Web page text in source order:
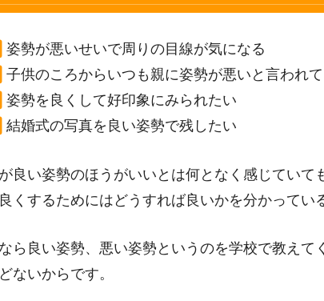
姿勢が悪いせいで周りの目線が気になる
子供のころからいつも親に姿勢が悪いと言われ
姿勢を良くして好印象にみられたい
結婚式の写真を良い姿勢で残したい
良い姿勢のほうがいいとは何となく感じていて
くするためにはどうすれば良いかを分かってい
ら良い姿勢、悪い姿勢というのを学校で教えて
ないからです。